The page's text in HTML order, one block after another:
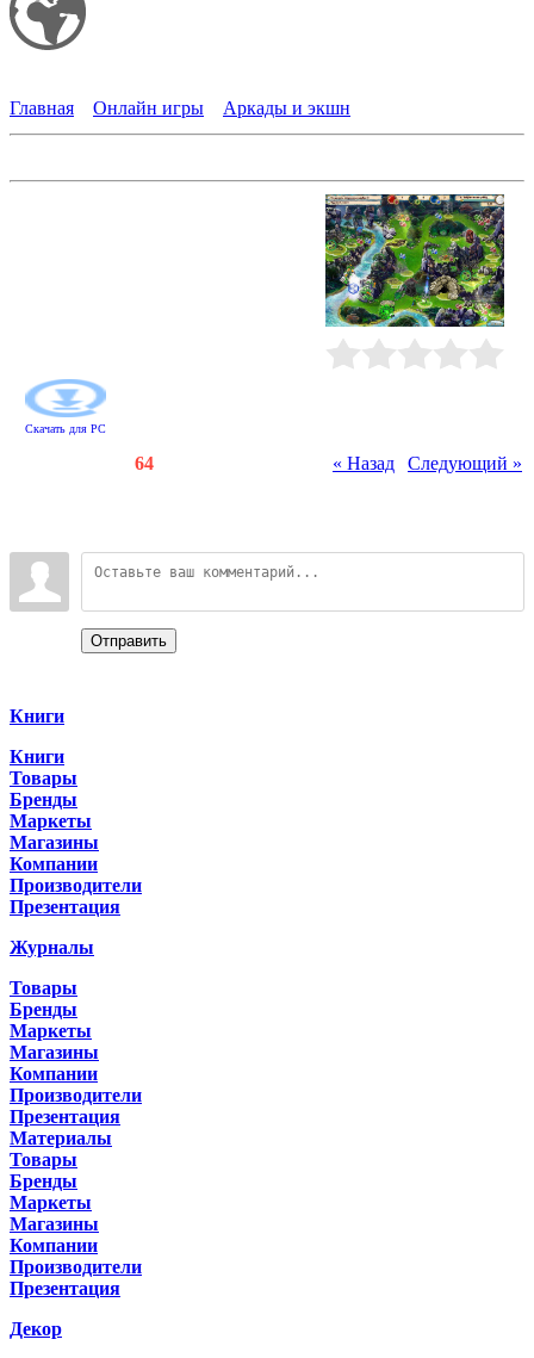
Главная
Онлайн игры Аркады и экшн
Скачать для PC
« Назад Следующий »
64
Отправить
Книги
Книги
Товары
Бренды
Маркеты
Магазины
Компании
Производители
Презентация
Журналы
Товары
Бренды
Маркеты
Магазины
Компании
Производители
Презентация
Материалы
Товары
Бренды
Маркеты
Магазины
Компании
Производители
Презентация
Декор